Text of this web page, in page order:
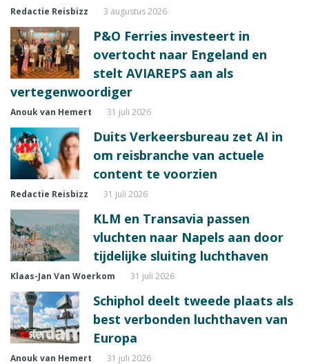
Redactie Reisbizz 3 augustus 2026
P&O Ferries investeert in
overtocht naar Engeland en
stelt AVIAREPS aan als
vertegenwoordiger
Anouk van Hemert 31 juli 2026
Duits Verkeersbureau zet AI in
om reisbranche van actuele
content te voorzien
Redactie Reisbizz 31 juli 2026
KLM en Transavia passen
vluchten naar Napels aan door
tijdelijke sluiting luchthaven
Klaas-Jan Van Woerkom 31 juli 2026
Schiphol deelt tweede plaats als
best verbonden luchthaven van
Europa
Anouk van Hemert 31 juli 2026